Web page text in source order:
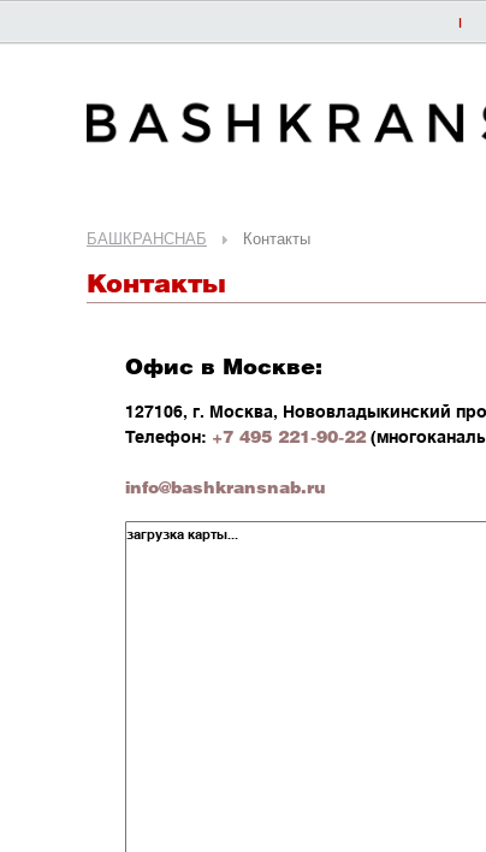
|
БАШКРАНСНАБ Контакты
Контакты
Офис в Москве:
127106, г. Москва, Нововладыкинский
Телефон: +7 495 221-90-22
info@bashkransnab.ru
загрузка карты...